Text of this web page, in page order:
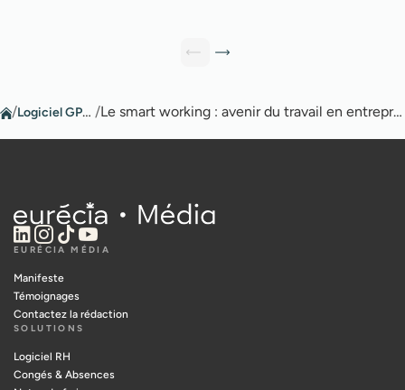
/ Logiciel GPEC / Le smart working : avenir du travail en entreprise ?
EURÉCIA MÉDIA
Manifeste
Témoignages
Contactez la rédaction
SOLUTIONS
Logiciel RH
Congés & Absences